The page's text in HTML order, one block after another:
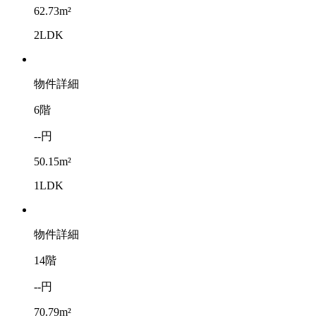
62.73m²
2LDK
物件詳細
6階
--円
50.15m²
1LDK
物件詳細
14階
--円
70.79m²